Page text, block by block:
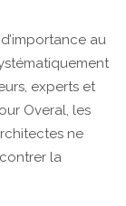
au
experts et
Overal, les
ne
la